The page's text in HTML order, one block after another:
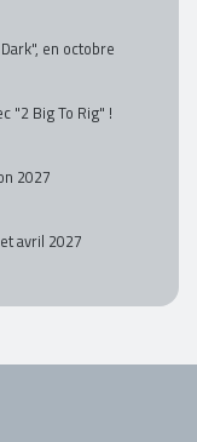
en octobre
"2 Big To Rig" !
2027
avril 2027